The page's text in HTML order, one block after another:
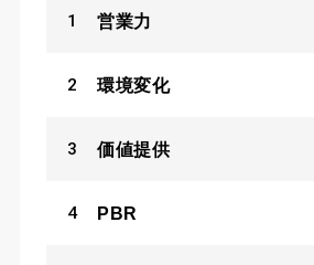
1 営業力
2 環境変化
3 価値提供
4 PBR